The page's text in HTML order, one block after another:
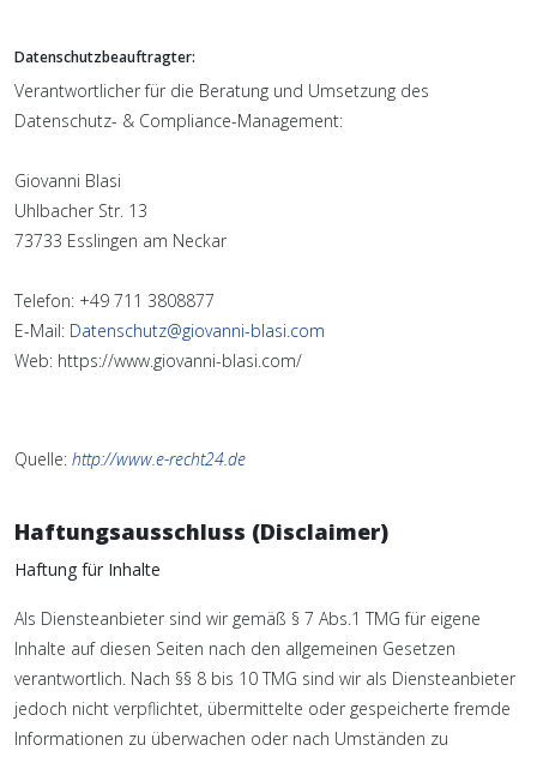
Datenschutzbeauftragter:
Verantwortlicher für die Beratung und Umsetzung des
Datenschutz- & Compliance-Management:
Giovanni Blasi
Uhlbacher Str. 13
73733 Esslingen am Neckar
Telefon: +49 711 3808877
E-Mail: Datenschutz@giovanni-blasi.com
Web: https://www.giovanni-blasi.com/
Quelle: http://www.e-recht24.de
Haftungsausschluss (Disclaimer)
Haftung für Inhalte
Als Diensteanbieter sind wir gemäß § 7 Abs.1 TMG für eigene
Inhalte auf diesen Seiten nach den allgemeinen Gesetzen
verantwortlich. Nach §§ 8 bis 10 TMG sind wir als Diensteanbieter
jedoch nicht verpflichtet, übermittelte oder gespeicherte fremde
Informationen zu überwachen oder nach Umständen zu